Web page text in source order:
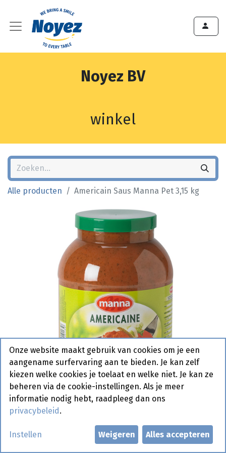
Noyez BV
winkel
Alle producten Americain Saus Manna Pet 3,15 kg
Americain Saus Manna Pet 3,15
kg
Onze website maakt gebruik van cookies om je een
aangename surfervaring aan te bieden. Je kan zelf
kiezen welke cookies je toelaat en welke niet. Je kan ze
beheren via de cookie-instellingen. Als je meer
informatie nodig hebt, raadpleeg dan ons
privacybeleid .
Instellen Weigeren Alles accepteren